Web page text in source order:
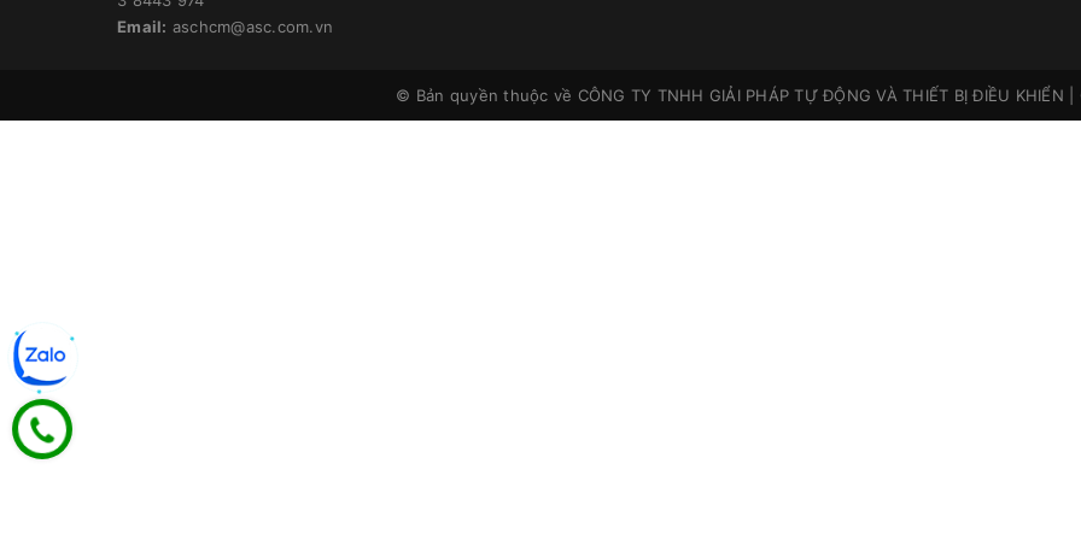
Email: aschcm@asc.com.vn
© Bản quyền thuộc về CÔNG TY TNHH GIẢI PHÁP TỰ ĐỘNG VÀ THIẾT BỊ ĐIỀU KHIỂN